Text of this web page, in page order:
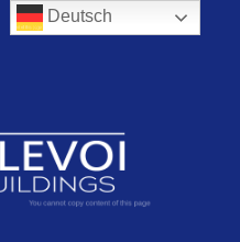
Deutsch